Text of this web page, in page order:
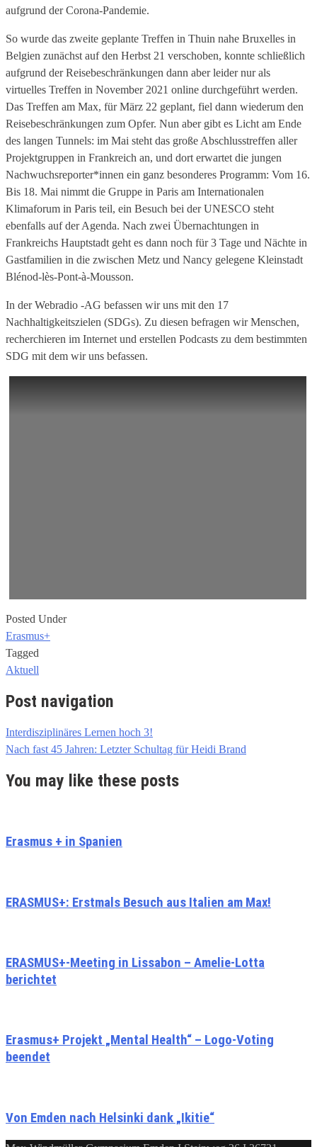
aufgrund der Corona-Pandemie.
So wurde das zweite geplante Treffen in Thuin nahe Bruxelles in
Belgien zunächst auf den Herbst 21 verschoben, konnte schließlich
aufgrund der Reisebeschränkungen dann aber leider nur als
virtuelles Treffen in November 2021 online durchgeführt werden.
Das Treffen am Max, für März 22 geplant, fiel dann wiederum den
Reisebeschränkungen zum Opfer. Nun aber gibt es Licht am Ende
des langen Tunnels: im Mai steht das große Abschlusstreffen aller
Projektgruppen in Frankreich an, und dort erwartet die jungen
Nachwuchsreporter*innen ein ganz besonderes Programm: Vom 16.
Bis 18. Mai nimmt die Gruppe in Paris am Internationalen
Klimaforum in Paris teil, ein Besuch bei der UNESCO steht
ebenfalls auf der Agenda. Nach zwei Übernachtungen in
Frankreichs Hauptstadt geht es dann noch für 3 Tage und Nächte in
Gastfamilien in die zwischen Metz und Nancy gelegene Kleinstadt
Blénod-lès-Pont-à-Mousson.
In der Webradio -AG befassen wir uns mit den 17
Nachhaltigkeitszielen (SDGs). Zu diesen befragen wir Menschen,
recherchieren im Internet und erstellen Podcasts zu dem bestimmten
SDG mit dem wir uns befassen.
Posted Under
Erasmus+
Tagged
Aktuell
Post navigation
Interdisziplinäres Lernen hoch 3!
Nach fast 45 Jahren: Letzter Schultag für Heidi Brand
You may like these posts
Erasmus + in Spanien
ERASMUS+: Erstmals Besuch aus Italien am Max!
ERASMUS+-Meeting in Lissabon – Amelie-Lotta
berichtet
Erasmus+ Projekt „Mental Health“ – Logo-Voting
beendet
Von Emden nach Helsinki dank „Ikitie“